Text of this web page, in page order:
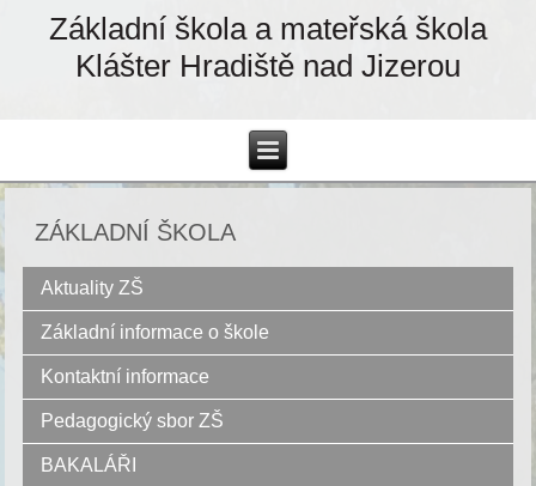
Základní škola a mateřská škola
Klášter Hradiště nad Jizerou
ZÁKLADNÍ ŠKOLA
Aktuality ZŠ
Základní informace o škole
Kontaktní informace
Pedagogický sbor ZŠ
BAKALÁŘI